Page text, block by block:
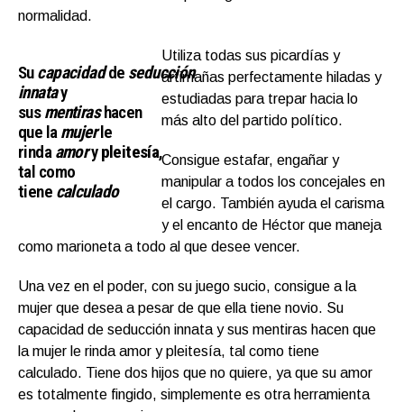
normalidad.
Sucapacidadde seducción
innatay
susmentirashacen
que lamujerle
rindaamorypleitesía,
tal como
tiene calculado
Utiliza todas sus picardías y
artimañas perfectamente hiladas y
estudiadas para trepar hacia lo
más alto del partido político.
Consigue estafar, engañar y
manipular a todos los concejales en
el cargo. También ayuda el carisma
y el encanto de Héctor que maneja
como marioneta a todo al que desee vencer.
Una vez en el poder, con su juego sucio, consigue a la
mujer que desea a pesar de que ella tiene novio. Su
capacidad de seducción innata y sus mentiras hacen que
la mujer le rinda amor y pleitesía, tal como tiene
calculado. Tiene dos hijos que no quiere, ya que su amor
es totalmente fingido, simplemente es otra herramienta